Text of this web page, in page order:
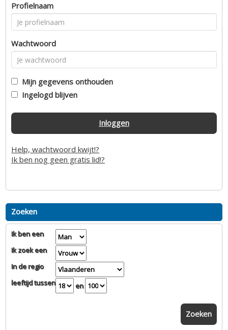
Profielnaam
Wachtwoord
Mijn gegevens onthouden
Ingelogd blijven
Inloggen
Help, wachtwoord kwijt!?
Ik ben nog geen gratis lid!?
Zoeken
Ik ben een
Ik zoek een
In de regio
leeftijd tussen
en
Zoeken